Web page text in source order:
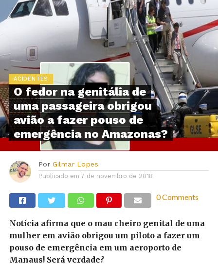
ACIDENTES
O fedor na genitália de
uma passageira obrigou
avião a fazer pouso de
emergência no Amazonas?
Por Gilmar Lopes
Publicado em 7 de novembro de 2018
0 Comments
Notícia afirma que o mau cheiro genital de uma
mulher em avião obrigou um piloto a fazer um
pouso de emergência em um aeroporto de
Manaus! Será verdade?